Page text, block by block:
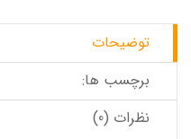
توضیحات
برچسب ها:
نظرات (0)